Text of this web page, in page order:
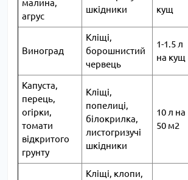
малина,
агрус
шкідники
кущ
Виноград
Кліщі,
борошнистий
червець
1-1.5 л
на кущ
Капуста,
перець,
огірки,
томати
відкритого
грунту
Кліщі,
попелиці,
білокрилка,
листогризучі
шкідники
10 л на
50 м2
Кліщі, клопи,